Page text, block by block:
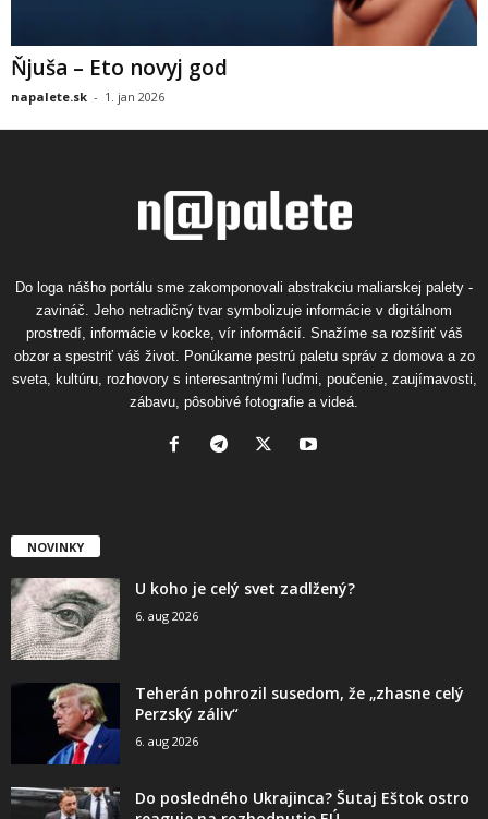
Ňjuša – Eto novyj god
napalete.sk - 1. jan 2026
Do loga nášho portálu sme zakomponovali abstrakciu maliarskej palety -
zavináč. Jeho netradičný tvar symbolizuje informácie v digitálnom
prostredí, informácie v kocke, vír informácií. Snažíme sa rozšíriť váš
obzor a spestriť váš život. Ponúkame pestrú paletu správ z domova a zo
sveta, kultúru, rozhovory s interesantnými ľuďmi, poučenie, zaujímavosti,
zábavu, pôsobivé fotografie a videá.
NOVINKY
U koho je celý svet zadlžený?
6. aug 2026
Teherán pohrozil susedom, že „zhasne celý
Perzský záliv“
6. aug 2026
Do posledného Ukrajinca? Šutaj Eštok ostro